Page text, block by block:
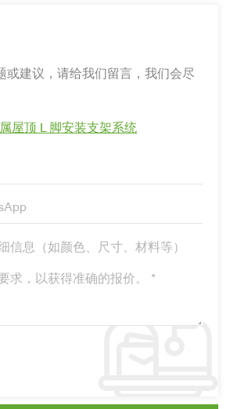
或建议，请给我们留言，我们会尽
屋顶 L 脚安装支架系统